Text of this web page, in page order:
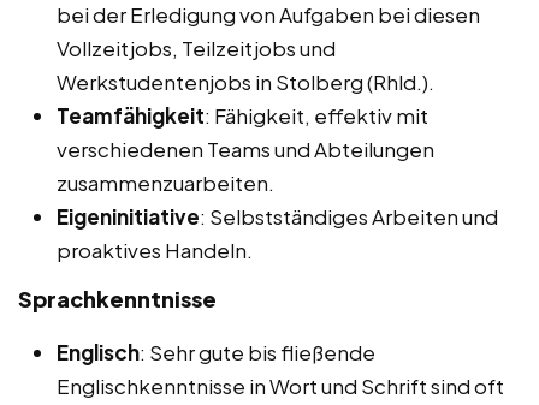
bei der Erledigung von Aufgaben bei diesen
Vollzeitjobs, Teilzeitjobs und
Werkstudentenjobs in Stolberg (Rhld.).
Teamfähigkeit: Fähigkeit, effektiv mit
verschiedenen Teams und Abteilungen
zusammenzuarbeiten.
Eigeninitiative: Selbstständiges Arbeiten und
proaktives Handeln.
Sprachkenntnisse
Englisch: Sehr gute bis fließende
Englischkenntnisse in Wort und Schrift sind oft